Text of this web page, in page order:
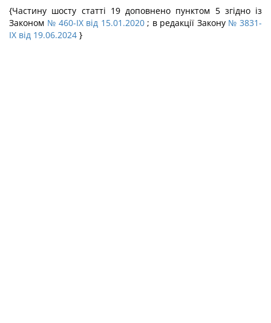
{Частину шосту статті 19 доповнено пунктом 5 згідно із
Законом № 460-IX від 15.01.2020; в редакції Закону № 3831-
IX від 19.06.2024 }